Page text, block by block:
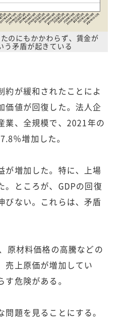
のにもかかわらず、賃金が
う矛盾が起きている
が緩和されたことによ
価値が回復した。法人企
業、全規模で、2021年の
％増加した。
増加した。特に、上場
。ところが、GDPの回復
びない。これらは、矛盾
原材料価格の高騰などの
売上原価が増加してい
危険がある。
題を見ることにする。